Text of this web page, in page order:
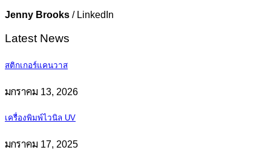
Jenny Brooks / LinkedIn
Latest News
สติกเกอร์แคนวาส
มกราคม 13, 2026
เครื่องพิมพ์ไวนิล UV
มกราคม 17, 2025